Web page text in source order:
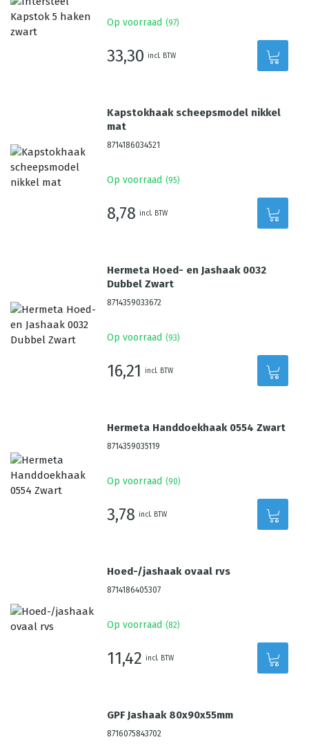
Op voorraad (97)
33,30 incl. BTW
Kapstokhaak scheepsmodel nikkel
mat
8714186034521
Op voorraad (95)
8,78 incl. BTW
Hermeta Hoed- en Jashaak 0032
Dubbel Zwart
8714359033672
Op voorraad (93)
16,21 incl. BTW
Hermeta Handdoekhaak 0554 Zwart
8714359035119
Op voorraad (90)
3,78 incl. BTW
Hoed-/jashaak ovaal rvs
8714186405307
Op voorraad (82)
11,42 incl. BTW
GPF Jashaak 80x90x55mm
8716075843702